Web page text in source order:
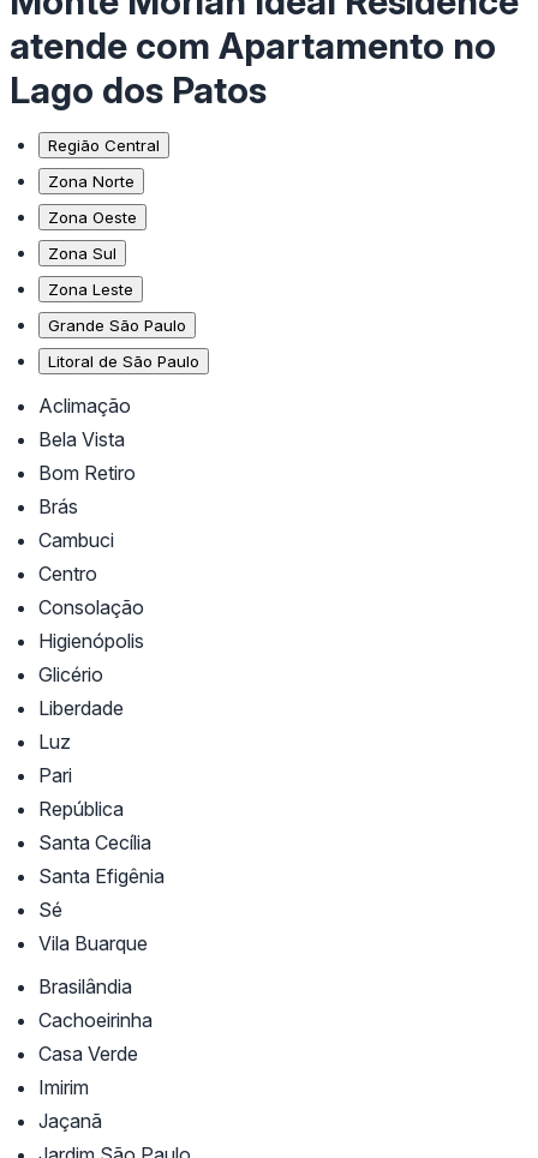
atende com Apartamento no
Lago dos Patos
Região Central
Zona Norte
Zona Oeste
Zona Sul
Zona Leste
Grande São Paulo
Litoral de São Paulo
Aclimação
Bela Vista
Bom Retiro
Brás
Cambuci
Centro
Consolação
Higienópolis
Glicério
Liberdade
Luz
Pari
República
Santa Cecília
Santa Efigênia
Sé
Vila Buarque
Brasilândia
Cachoeirinha
Casa Verde
Imirim
Jaçanã